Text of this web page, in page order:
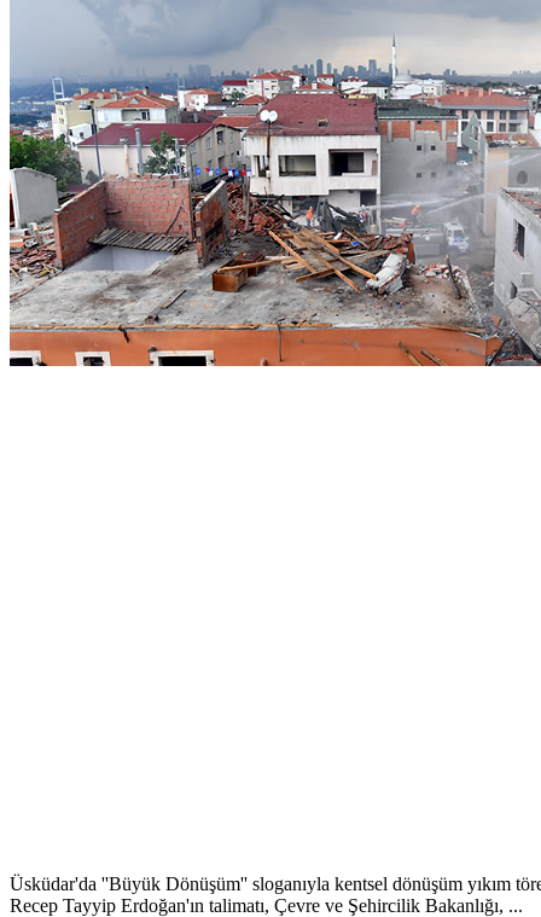
Kirazlıtepe Mahallesi Kentsel Dönüşüm ve Gelişim Projesi Temel
Bakanı Murat Kurum'un katılımıyla gerçekleştirildi...